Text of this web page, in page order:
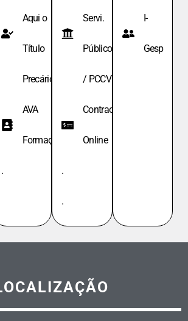
Aqui o
Título
Precário
AVA
Formação
.
Servi.
Públicos
/ PCCV
Contracheque
Online
.
.
I-
Gesp